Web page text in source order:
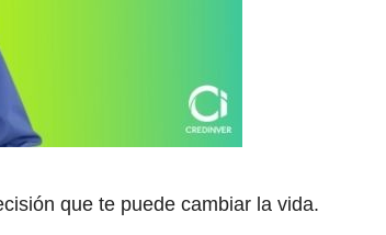
que te puede cambiar la vida.